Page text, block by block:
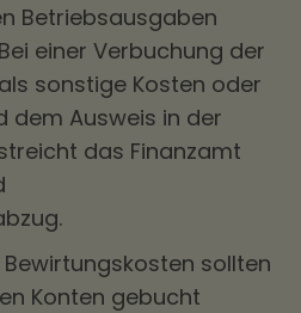
Betriebsausgaben
einer Verbuchung der
sonstige Kosten oder
dem Ausweis in der
das Finanzamt
sollten
Konten gebucht